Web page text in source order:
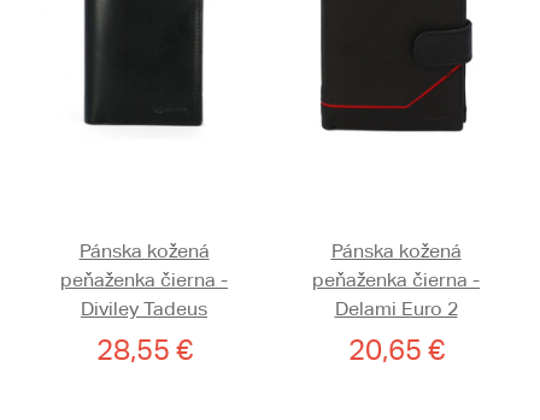
Pánska kožená
peňaženka čierna -
Diviley Tadeus
28,55 €
Pánska kožená
peňaženka čierna -
Delami Euro 2
20,65 €